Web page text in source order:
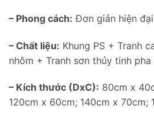
– Phong cách: Đơn giản hiện đại
– Chất liệu: Khung PS + Tranh
nhôm + Tranh sơn thủy tinh pha
– Kích thước (DxC): 80cm x
120cm x 60cm; 140cm x 70cm;